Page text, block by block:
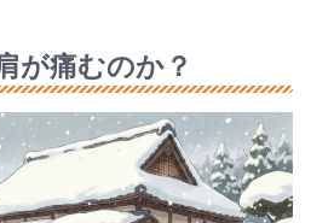
が痛むのか？